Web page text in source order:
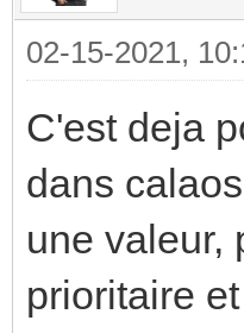
02-15-2021,
C'est deja
dans
une valeur,
prioritaire